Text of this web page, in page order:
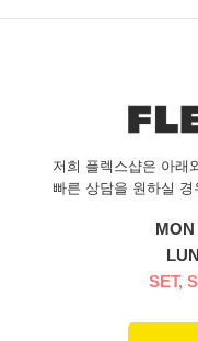
저희 플렉스샵은 아래
빠른 상담을 원하실 경
SET,